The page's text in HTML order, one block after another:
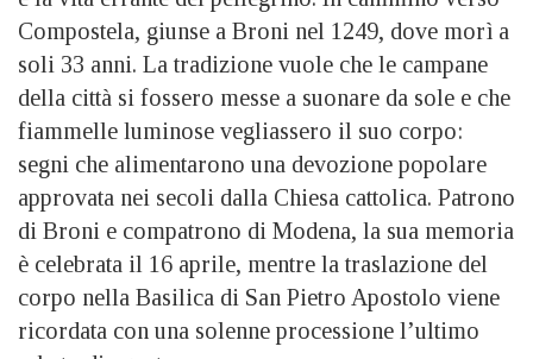
Compostela, giunse a Broni nel 1249, dove morì a
soli 33 anni. La tradizione vuole che le campane
della città si fossero messe a suonare da sole e che
fiammelle luminose vegliassero il suo corpo:
segni che alimentarono una devozione popolare
approvata nei secoli dalla Chiesa cattolica. Patrono
di Broni e compatrono di Modena, la sua memoria
è celebrata il 16 aprile, mentre la traslazione del
corpo nella Basilica di San Pietro Apostolo viene
ricordata con una solenne processione l’ultimo